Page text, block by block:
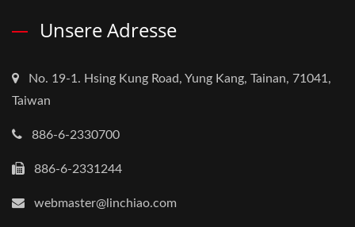
Unsere Adresse
No. 19-1. Hsing Kung Road, Yung Kang, Tainan, 71041,
Taiwan
886-6-2330700
886-6-2331244
webmaster@linchiao.com